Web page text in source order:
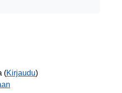
(Kirjaudu)